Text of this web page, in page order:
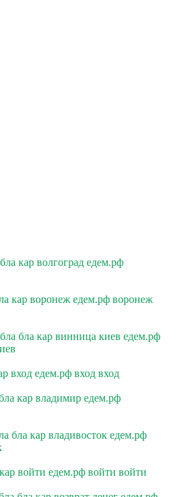
кар волгоград едем.рф
кар воронеж едем.рф воронеж
бла кар винница киев едем.рф
вход едем.рф вход вход
кар владимир едем.рф
бла кар владивосток едем.рф
войти едем.рф войти войти